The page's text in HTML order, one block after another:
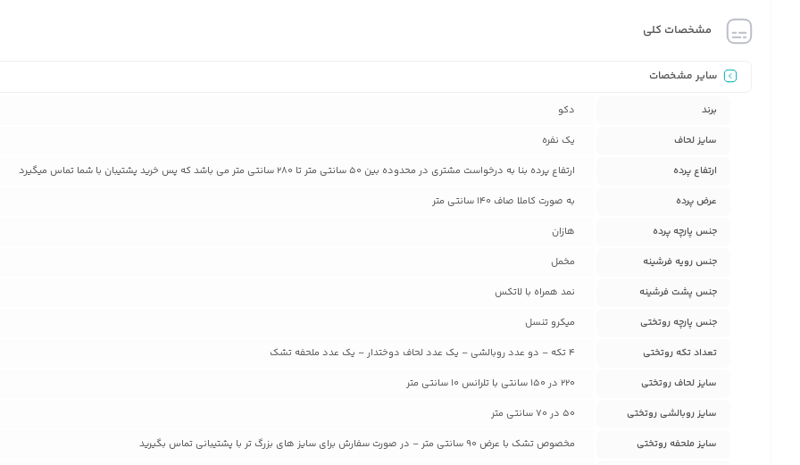
مشخصات کلی
سایر مشخصات
برند
دکو
سایز لحاف
یک نفره
ارتفاع پرده
ارتفاع پرده بنا به درخواست مشتری در محدوده بین 50 سانتی متر تا 280 سانتی متر می باشد که پس خرید پشتیبان با شما تماس میگیرد
عرض پرده
به صورت کاملا صاف 140 سانتی متر
جنس پارچه پرده
هازان
جنس رویه فرشینه
مخمل
جنس پشت فرشینه
نمد همراه با لاتکس
جنس پارچه روتختی
میکرو تنسل
تعداد تکه روتختی
4 تکه – دو عدد روبالشی – یک عدد لحاف دوختدار – یک عدد ملحفه تشک
سایز لحاف روتختی
220 در 150 سانتی با تلرانس 10 سانتی متر
سایز روبالشی روتختی
50 در 70 سانتی متر
سایز ملحفه روتختی
مخصوص تشک با عرض 90 سانتی متر – در صورت سفارش برای سایز های بزرگ تر با پشتیبانی تماس بگیرید